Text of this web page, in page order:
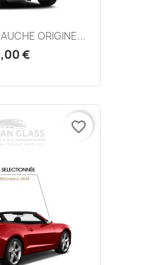
ORIGINE...
€
favorite_border